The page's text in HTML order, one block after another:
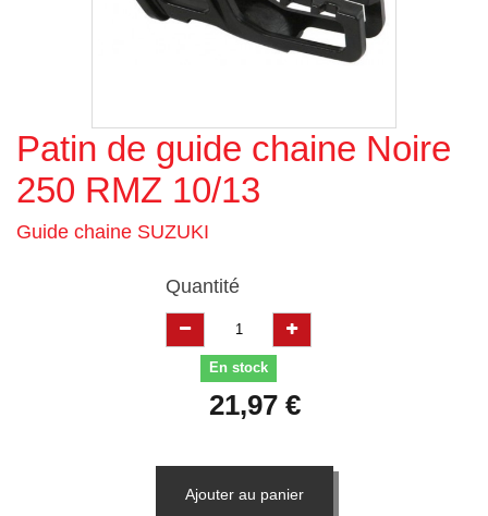
Agrandir l'image
Patin de guide chaine Noire
250 RMZ 10/13
Guide chaine SUZUKI
Quantité
En stock
21,97 €
Ajouter au panier